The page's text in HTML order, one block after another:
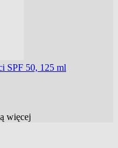
SPF 50, 125 ml
więcej